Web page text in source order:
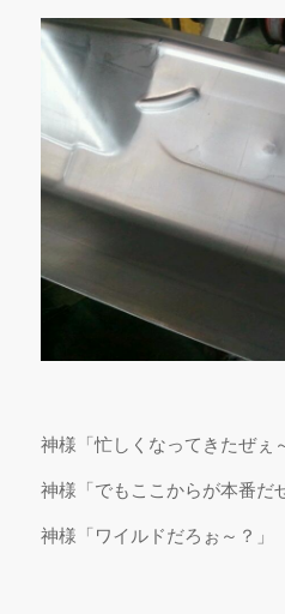
神様「忙しくなってきたぜぇ
神様「でもここからが本番だ
神様「ワイルドだろぉ～？」